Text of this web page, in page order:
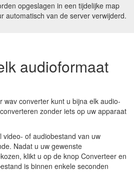
opgeslagen in een tijdelijke map
automatisch van de server verwijderd.
audioformaat
wav converter kunt u bijna elk audio-
zonder iets op uw apparaat
video- of audiobestand van uw
Nadat u uw gewenste
klikt u op de knop Converteer en
is binnen enkele seconden